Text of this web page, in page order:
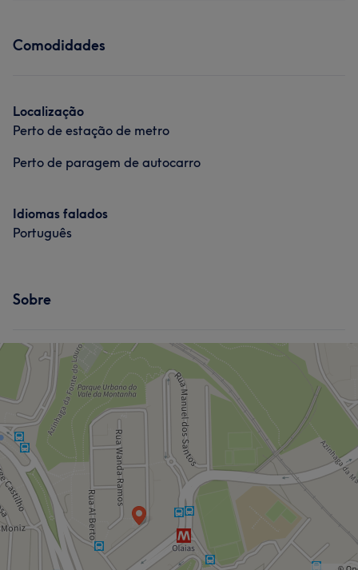
Comodidades
Localização
Perto de estação de metro
Perto de paragem de autocarro
Idiomas falados
Português
Sobre